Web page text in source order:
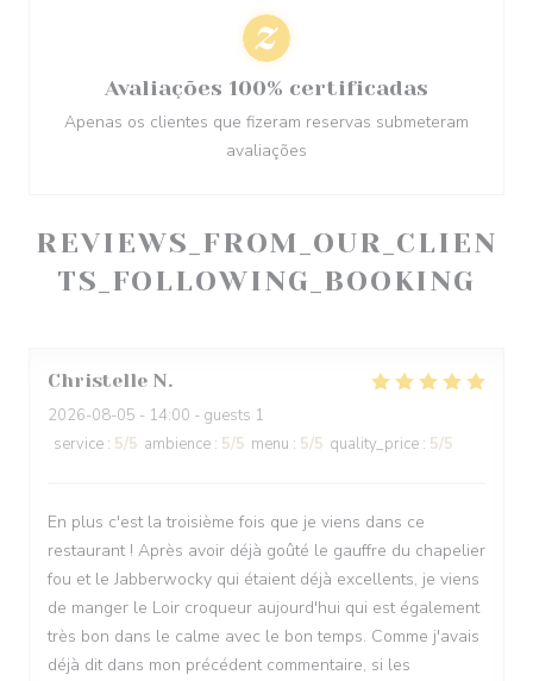
REVIEWS_FROM_OUR_CLIEN
TS_FOLLOWING_BOOKING
Christelle N
2026-08-05 - 14:00 - guests 1
service : 5/5 ambience : 5/5 menu : 5/5 quality_price : 5/5
En plus c'est la troisième fois que je viens dans ce
restaurant ! Après avoir déjà goûté le gauffre du chapelier
fou et le Jabberwocky qui étaient déjà excellents, je viens
de manger le Loir croqueur aujourd'hui qui est également
très bon dans le calme avec le bon temps. Comme j'avais
déjà dit dans mon précédent commentaire, si les
Avaliações 100% certificadas
Apenas os clientes que fizeram reservas submeteram
avaliações